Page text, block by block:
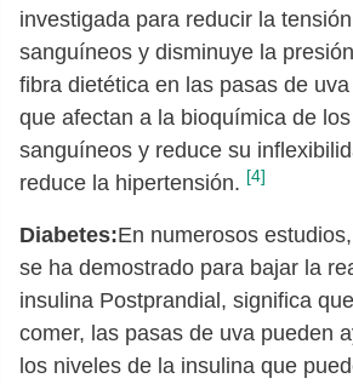
investigada para reducir la
sanguíneos y disminuye la
fibra dietética en las pasas de
que afectan a la bioquímica de
sanguíneos y reduce su
reduce la hipertensión. [4]
Diabetes:En numerosos
se ha demostrado para bajar la
insulina Postprandial, significa
comer, las pasas de uva pueden
los niveles de la insulina que